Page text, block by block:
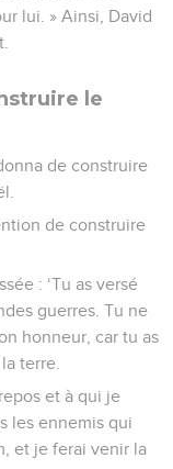
lui. » Ainsi, David
le
de construire
de construire
: ‘Tu as versé
guerres. Tu ne
honneur, car tu as
terre.
et à qui je
les ennemis qui
et je ferai venir la